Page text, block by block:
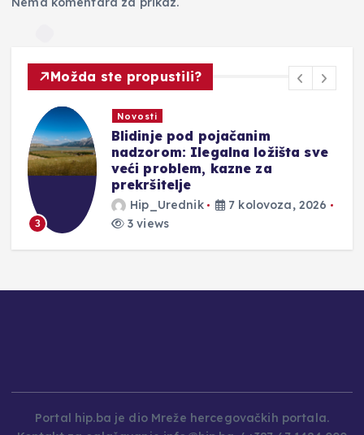
Možda ste propustili?
Novosti
DONOSIMO: Evo kakve vas
čekaju kazne u Hrvatskoj za
prebrzu vožnju, vožnju pod
utjecajem alkohola ili ako
prođete kroz crveno
Hip_Urednik